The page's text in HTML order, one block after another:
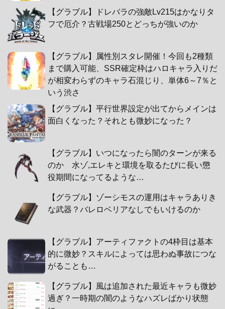
【グラブル】ドレバラの強敵Lv215はかなりタ
フで厄介？古戦場250とどっちが強いのか
【グラブル】属性別スタレ開催！今回も2種類
まで購入可能、SSR確定枠はハロキャラ入りだ
が相変わらずのキャラ石混じり、単体6～7％と
いう渋さ
【グラブル】平行世界設定が出てからメインは
面白くなった？それとも微妙になった？
【グラブル】いつになったら闇のターンが来る
のか 水ゾ,エレキと環境を取るたびに長い懲
役期間になってるような…
【グラブル】ゾーシモスの運用はキャラありき
な武器？バレロベリアなしでもいけるのか
【グラブル】アーティファクトの4枠目は基本
的に微妙？スキルによっては思わぬ事故につな
がることも…
【グラブル】風は追加された最近キャラも微妙
過ぎ？一時期の闇のようなハズレばかり状態